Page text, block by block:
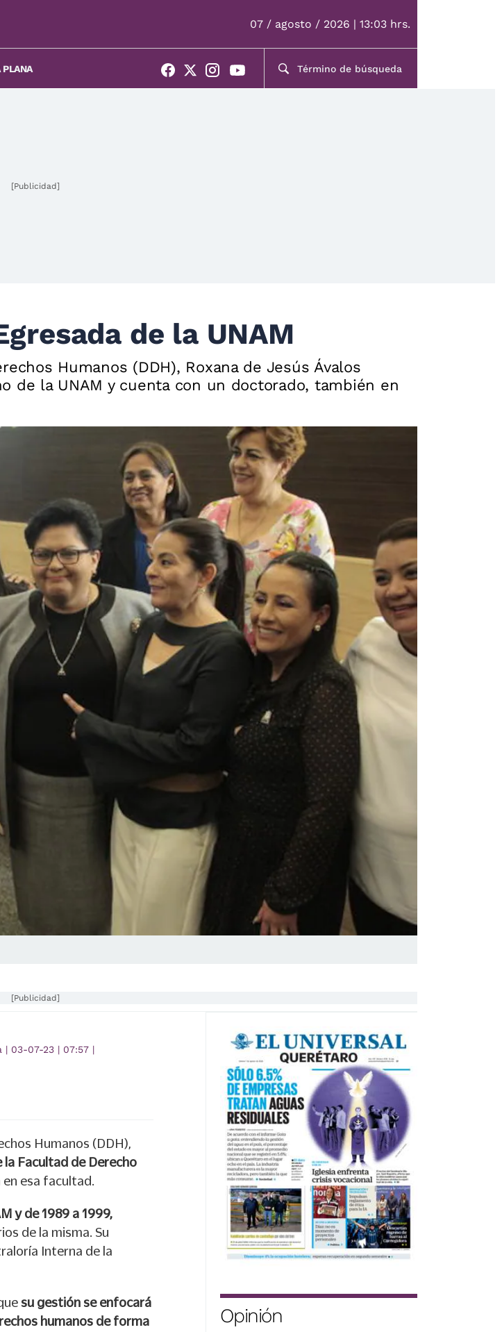
07 / agosto / 2026 | 13:03 hrs.
PLANA
[Publicidad]
de la UNAM
Humanos (DDH), Roxana de Jesús Ávalos
de la UNAM y cuenta con un doctorado, también en
[Publicidad]
| 03-07-23 | 07:57 |
Humanos (DDH),
la Facultad de Derecho
esa facultad.
y de 1989 a 1999,
de la misma. Su
Interna de la
su gestión se enfocará
humanos de forma
Opinión